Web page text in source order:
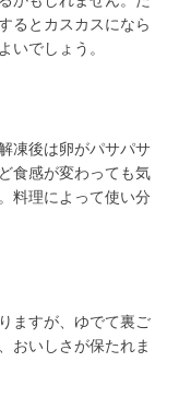
るとカスカスになら
いでしょう。
凍後は卵がパサパサ
食感が変わっても気
料理によって使い分
ますが、ゆでて裏ご
おいしさが保たれま